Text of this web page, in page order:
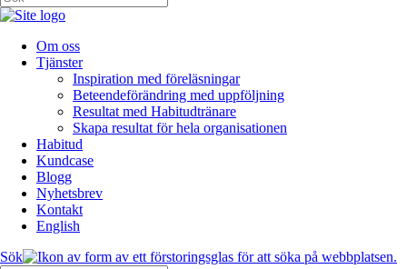
Om oss
Tjänster
Inspiration med föreläsningar
Beteendeförändring med uppföljning
Resultat med Habitudtränare
Skapa resultat för hela organisationen
Habitud
Kundcase
Blogg
Nyhetsbrev
Kontakt
English
Sök